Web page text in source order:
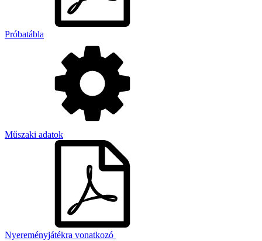
Próbatábla
Műszaki adatok
Nyereményjátékra vonatkozó